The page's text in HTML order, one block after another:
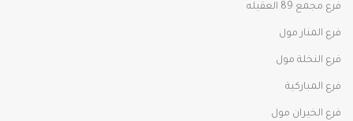
فرع مجمع 89 العقيله
فرع المنار مول
فرع النخلة مول
فرع المباركية
فرع الخيران مول